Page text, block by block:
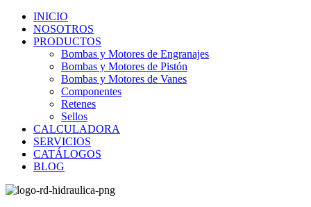
INICIO
NOSOTROS
PRODUCTOS
Bombas y Motores de Engranajes
Bombas y Motores de Pistón
Bombas y Motores de Vanes
Componentes
Retenes
Sellos
CALCULADORA
SERVICIOS
CATÁLOGOS
BLOG